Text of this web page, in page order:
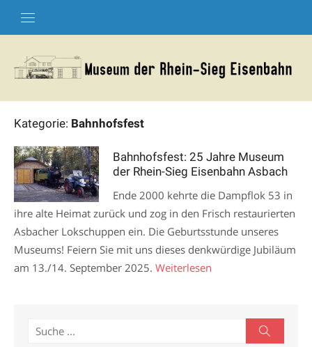
Kategorie: Bahnhofsfest
Bahnhofsfest: 25 Jahre Museum
der Rhein-Sieg Eisenbahn Asbach
Ende 2000 kehrte die Dampflok 53 in
ihre alte Heimat zurück und zog in den Frisch restaurierten
Asbacher Lokschuppen ein. Die Geburtsstunde unseres
Museums! Feiern Sie mit uns dieses denkwürdige Jubiläum
am 13./14. September 2025. Weiterlesen
Search